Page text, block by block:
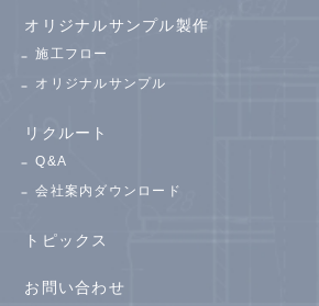
オリジナルサンプル製作
施工フロー
オリジナルサンプル
リクルート
Q&A
会社案内ダウンロード
トピックス
お問い合わせ